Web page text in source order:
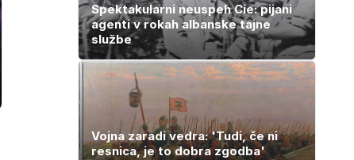
Spektakularni neuspeh Cie: pijani
agenti v rokah albanske tajne
službe
Vojna zaradi vedra: 'Tudi, če ni
resnica, je to dobra zgodba'